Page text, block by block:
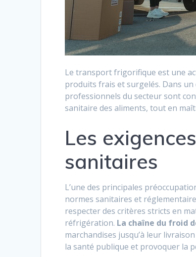
Le transport frigorifique est une
produits frais et surgelés. Dans
professionnels du secteur sont
sanitaire des aliments, tout en
Les
sanitaires
L’une des principales
normes sanitaires et
respecter des critères stricts en
réfrigération. La chaîne du froid
marchandises jusqu’à leur
la santé publique et provoquer la